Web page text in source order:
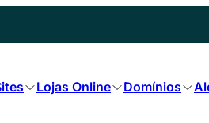
Lojas Online Domínios